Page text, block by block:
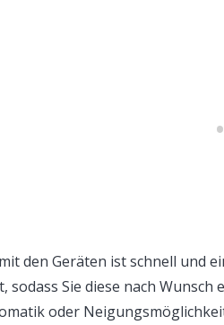
den Geräten ist schnell und
sodass Sie diese nach
oder